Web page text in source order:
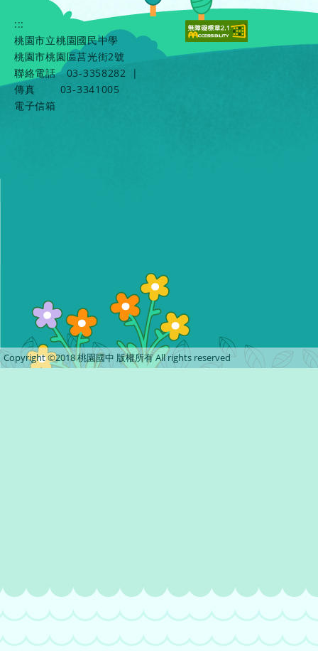
:::
桃園市立桃園國民中學
桃園市桃園區莒光街2號
聯絡電話
03-3358282
|
傳真
03-3341005
電子信箱
Copyright ©2018 桃園國中 版權所有 All rights reserved